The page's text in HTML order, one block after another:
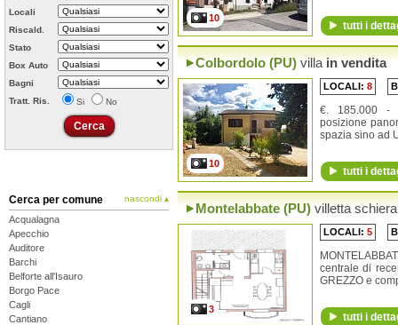
Locali
Riscald.
Stato
Box Auto
Bagni
Tratt. Ris.
Si No
Cerca per comune nascondi ▴
Acqualagna
Apecchio
Auditore
Barchi
Belforte all'Isauro
Borgo Pace
Cagli
Cantiano
10
tutti i
Colbordolo (PU) villa in vendita
LOCALI: 8
€. 185.000 -
posizione
spazia sino ad
10
tutti i
Montelabbate (PU) villetta schiera
LOCALI: 5
centrale di
GREZZO e
3
tutti i